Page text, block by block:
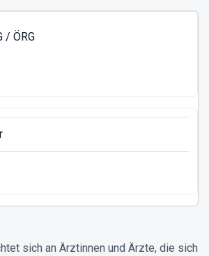
/ ÖRG
sich an Ärztinnen und Ärzte, die sich